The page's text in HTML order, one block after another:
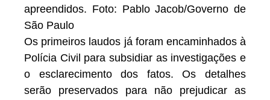
apreendidos. Foto: Pablo Jacob/Governo de
São Paulo
Os primeiros laudos já foram encaminhados à
Polícia Civil para subsidiar as investigações e
o esclarecimento dos fatos. Os detalhes
serão preservados para não prejudicar as